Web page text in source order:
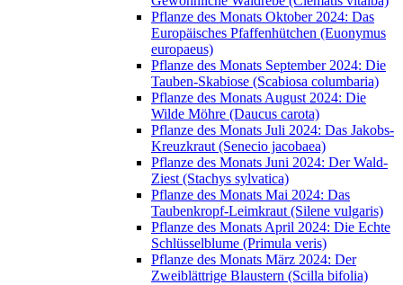
Pflanze des Monats Oktober 2024: Das
Europäisches Pfaffenhütchen (Euonymus
europaeus)
Pflanze des Monats September 2024: Die
Tauben-Skabiose (Scabiosa columbaria)
Pflanze des Monats August 2024: Die
Wilde Möhre (Daucus carota)
Pflanze des Monats Juli 2024: Das Jakobs-
Kreuzkraut (Senecio jacobaea)
Pflanze des Monats Juni 2024: Der Wald-
Ziest (Stachys sylvatica)
Pflanze des Monats Mai 2024: Das
Taubenkropf-Leimkraut (Silene vulgaris)
Pflanze des Monats April 2024: Die Echte
Schlüsselblume (Primula veris)
Pflanze des Monats März 2024: Der
Zweiblättrige Blaustern (Scilla bifolia)